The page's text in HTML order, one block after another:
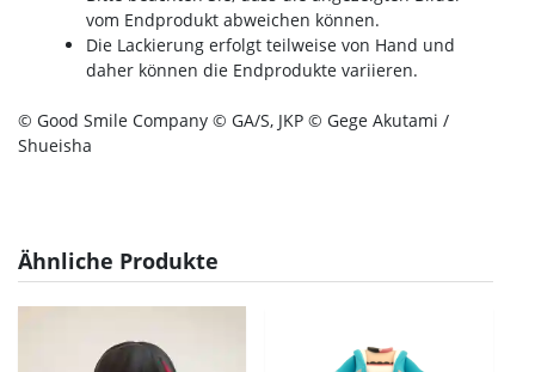
vom Endprodukt abweichen können.
Die Lackierung erfolgt teilweise von Hand und
daher können die Endprodukte variieren.
© Good Smile Company © GA/S, JKP © Gege Akutami /
Shueisha
Ähnliche Produkte